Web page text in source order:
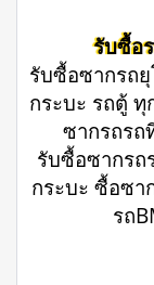
รับซื้อ
รับซื้อซากรถ
กระบะ รถตู้
ซากรถรถ
รับซื้อซากรถ
กระบะ ซื้อซา
รถ